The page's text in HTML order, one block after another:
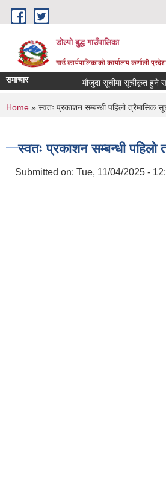
Skip to main content
डोल्पो बुद्ध गाउँपालिका
गाउँ कार्यपालिकाकाे कार्यालय कर्णाली
समाचार मौजुदा सूचीमा सूचीकृत हुने
You are here
Home » स्वतः प्रकाशन सम्बन्धी पहिलो त्रैमासिक
स्वतः प्रकाशन सम्बन्धी पहिलो
Submitted on: Tue, 11/04/2025 -